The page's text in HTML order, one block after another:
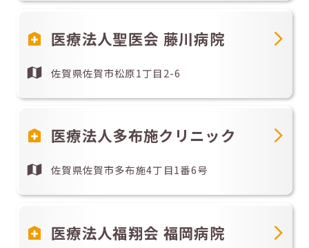
医療法人聖医会 藤川病院
佐賀県佐賀市松原1丁目2-6
医療法人多布施クリニック
佐賀県佐賀市多布施4丁目1番6号
医療法人福翔会 福岡病院